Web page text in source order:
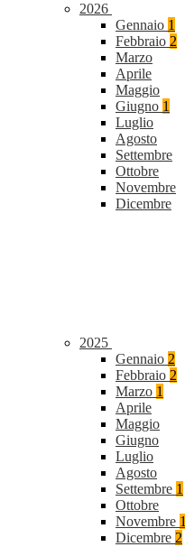
2026
Gennaio 1
Febbraio 2
Marzo
Aprile
Maggio
Giugno 1
Luglio
Agosto
Settembre
Ottobre
Novembre
Dicembre
2025
Gennaio 2
Febbraio 2
Marzo 1
Aprile
Maggio
Giugno
Luglio
Agosto
Settembre 1
Ottobre
Novembre 1
Dicembre 2